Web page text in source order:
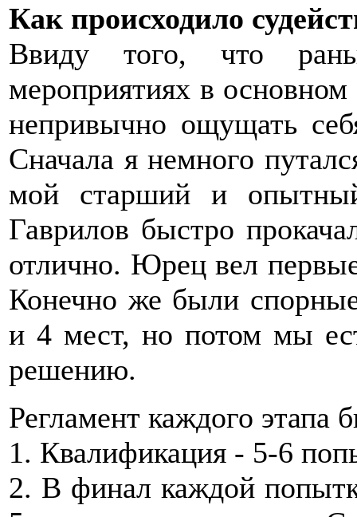
Как происходило
Ввиду того, что
мероприятиях в
непривычно ощущать
Сначала я немного
мой старший и
Гаврилов быстро
отлично. Юрец вел
Конечно же были
и 4 мест, но потом мы
решению.
Регламент каждого этапа
1. Квалификация - 5-6
2. В финал каждой